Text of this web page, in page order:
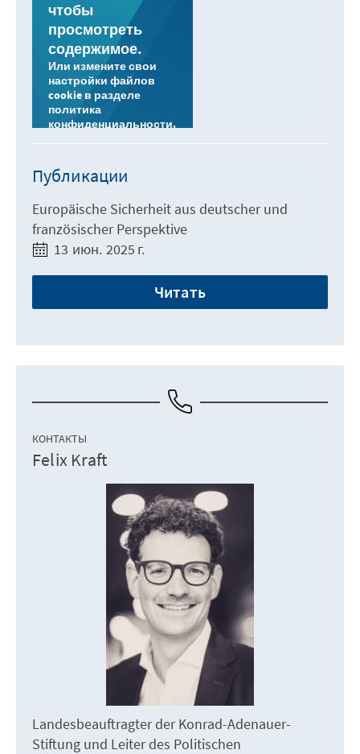
чтобы
просмотреть
содержимое.
Или измените свои
настройки файлов
cookie в разделе
политика
конфиденциальности.
Публикации
Europäische Sicherheit aus deutscher und
französischer Perspektive
13 июн. 2025 г.
Читать
КОНТАКТЫ
Felix Kraft
Landesbeauftragter der Konrad-Adenauer-
Stiftung und Leiter des Politischen